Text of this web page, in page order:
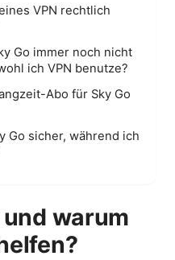
VPN rechtlich
Go immer noch nicht
ich VPN benutze?
Abo für Sky Go
Go sicher, während ich
warum